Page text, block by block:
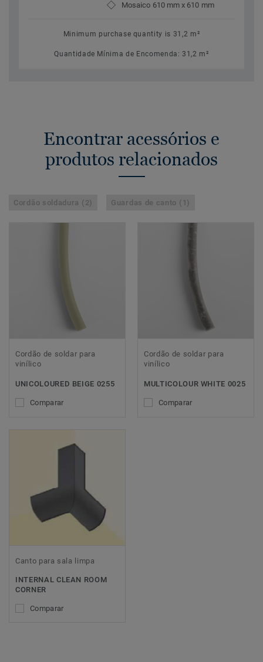
Mosaico 610 mm x 610 mm
Minimum purchase quantity is 31,2 m²
Quantidade Mínima de Encomenda: 31,2 m²
Encontrar acessórios e
produtos relacionados
Cordão soldadura (2) Guardas de canto (1)
Cordão de soldar para
vinílico
UNICOLOURED BEIGE 0255
Comparar
Cordão de soldar para
vinílico
MULTICOLOUR WHITE 0025
Comparar
Canto para sala limpa
INTERNAL CLEAN ROOM
CORNER
Comparar